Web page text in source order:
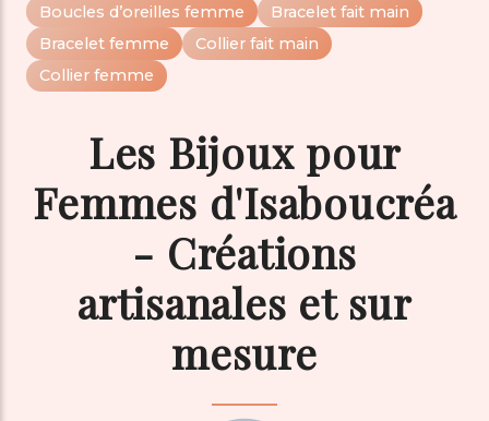
Boucles d’oreilles femme
Bracelet fait main
Bracelet femme
Collier fait main
Collier femme
Les Bijoux pour
Femmes d'Isaboucréa
- Créations
artisanales et sur
mesure